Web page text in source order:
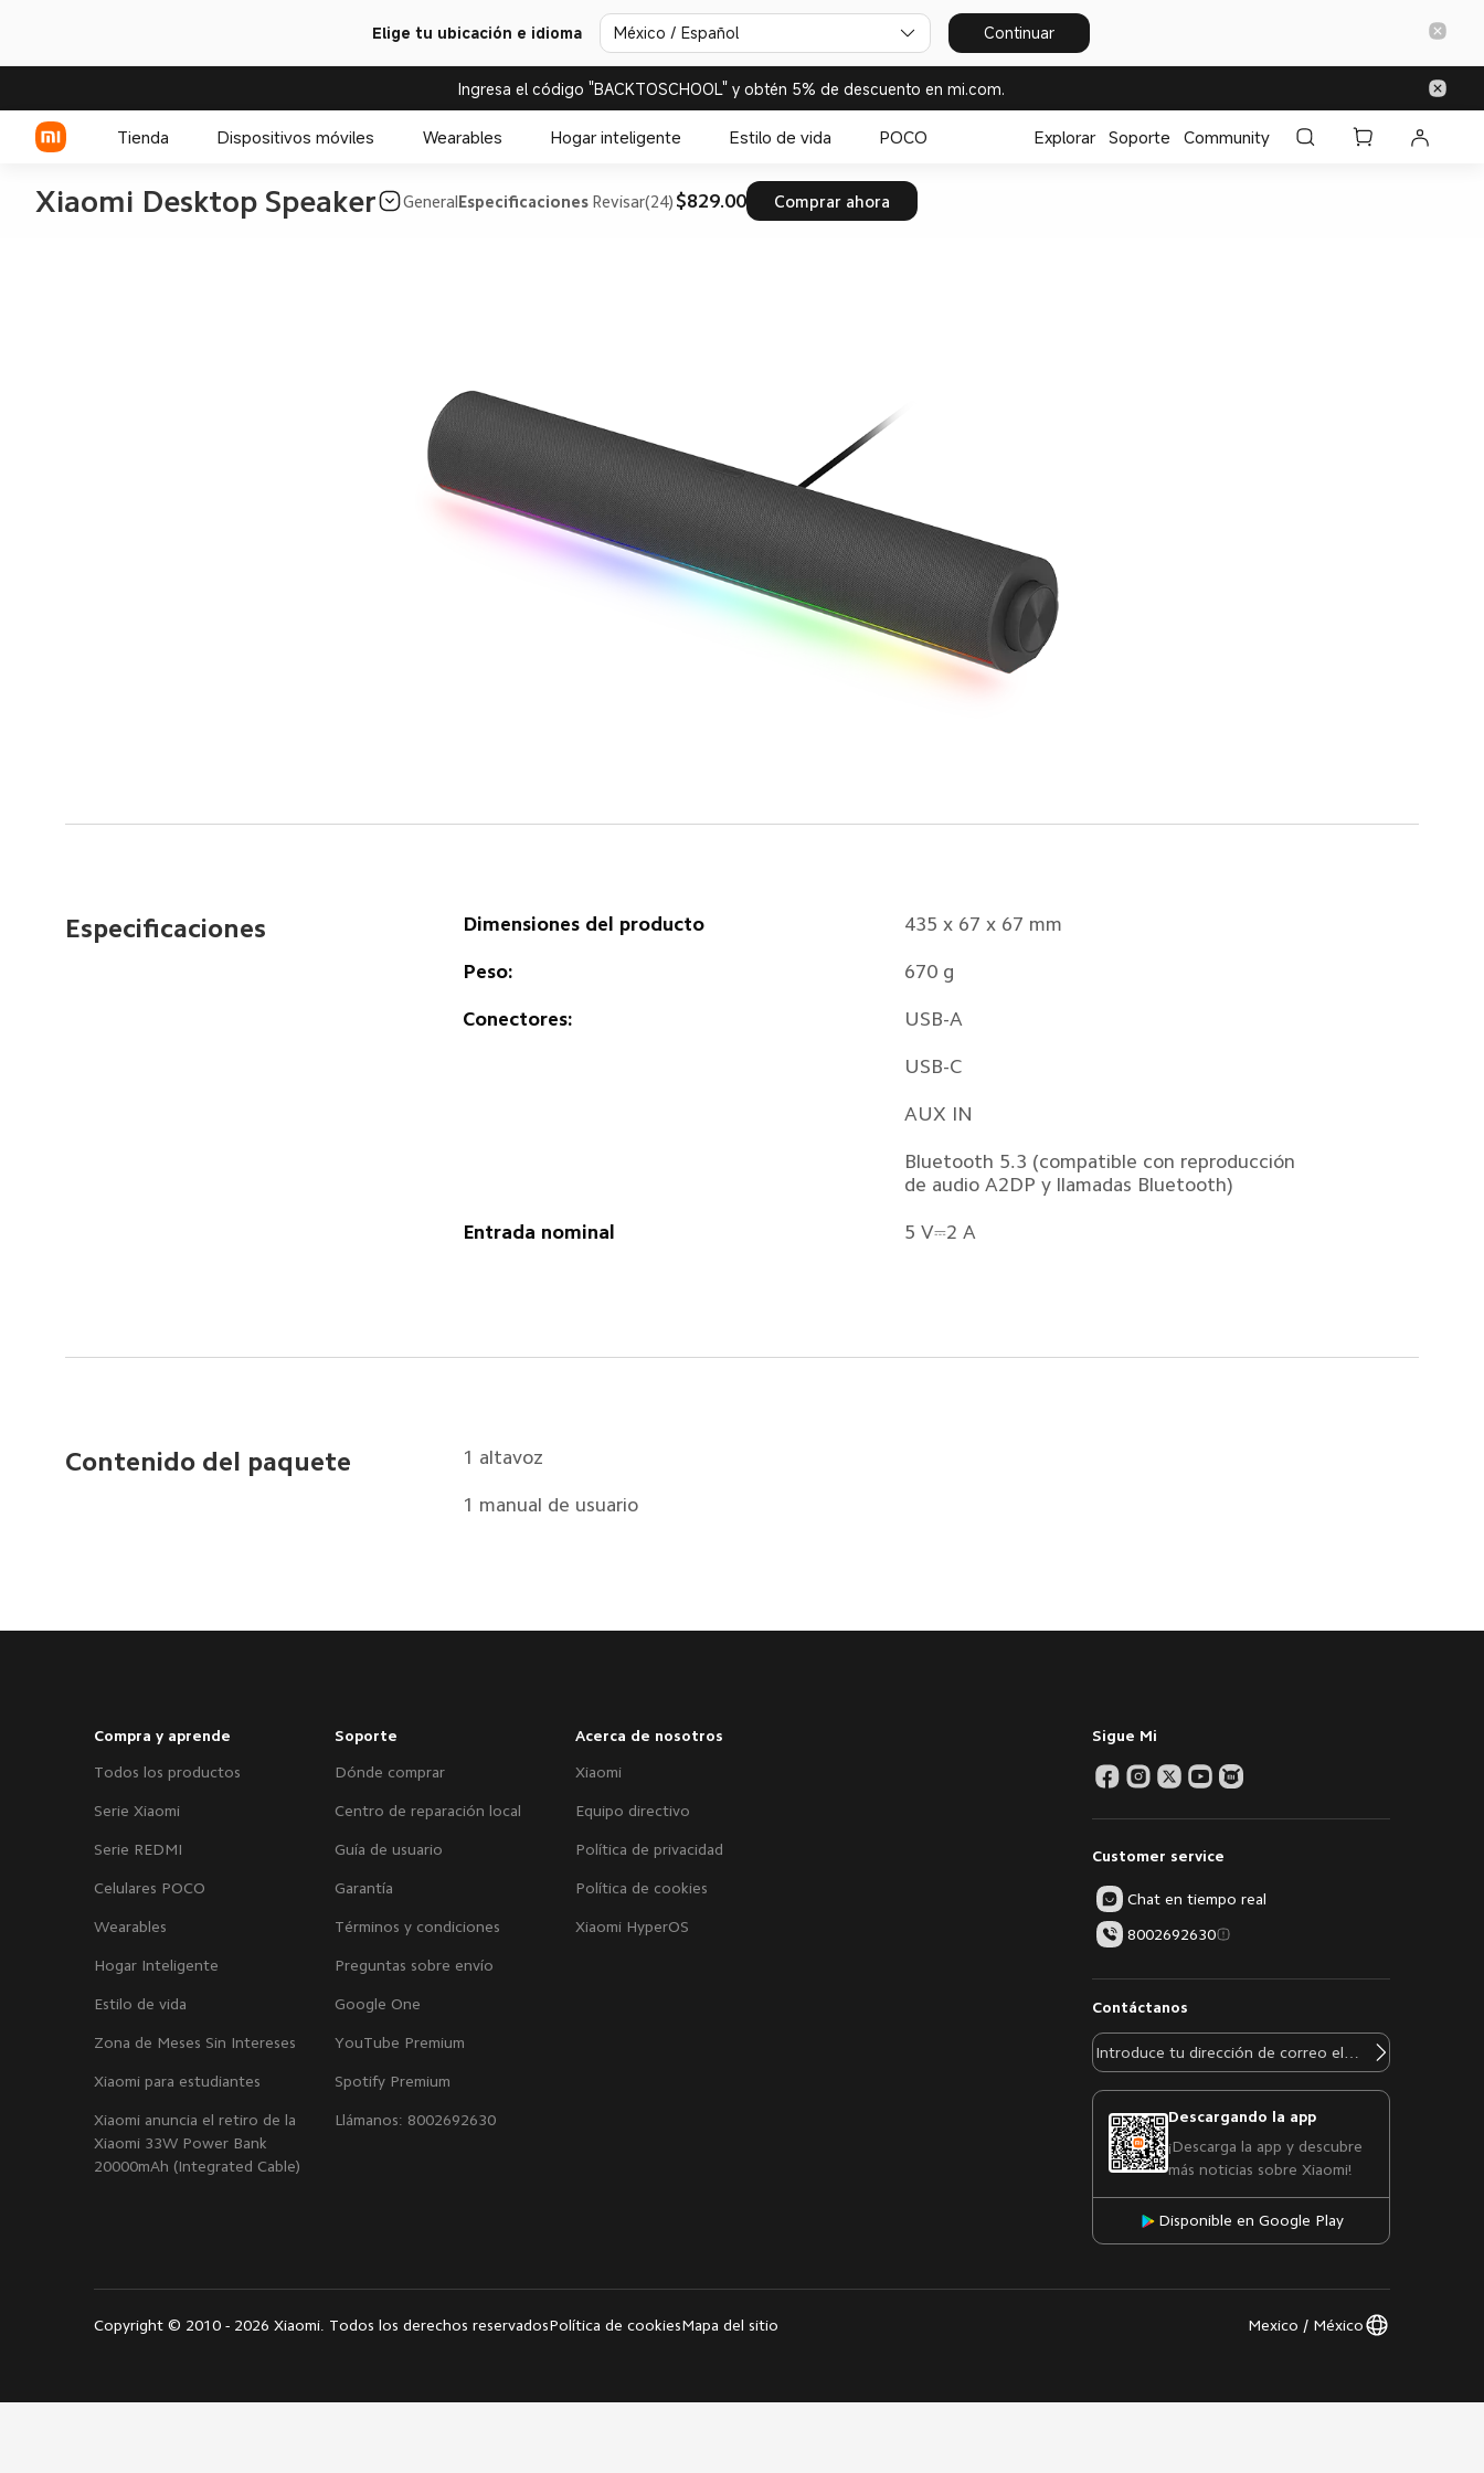
Elige tu ubicación e idioma México / Español Continuar
Ingresa el código "BACKTOSCHOOL" y obtén 5% de descuento en mi.com.
Tienda Dispositivos móviles Wearables Hogar inteligente Estilo de vida POCO Explorar Soporte Community
Xiaomi Desktop Speaker GeneralEspecificaciones Revisar(24) $829.00 Comprar ahora
Especificaciones Dimensiones del producto 435 x 67 x 67 mm
Peso: 670 g
Conectores: USB-A
USB-C
AUX IN
Bluetooth 5.3 (compatible con reproducción
de audio A2DP y llamadas Bluetooth)
Entrada nominal 5 V⎓2 A
Contenido del paquete 1 altavoz
1 manual de usuario
Compra y aprende
Todos los productos
Serie Xiaomi
Serie REDMI
Celulares POCO
Wearables
Hogar Inteligente
Estilo de vida
Zona de Meses Sin Intereses
Xiaomi para estudiantes
Xiaomi anuncia el retiro de la
Xiaomi 33W Power Bank
20000mAh (Integrated Cable)
Soporte
Dónde comprar
Centro de reparación local
Guía de usuario
Garantía
Términos y condiciones
Preguntas sobre envío
Google One
YouTube Premium
Spotify Premium
Llámanos: 8002692630
Acerca de nosotros
Xiaomi
Equipo directivo
Política de privacidad
Política de cookies
Xiaomi HyperOS
Sigue Mi
Customer service
Chat en tiempo real
8002692630
Contáctanos
Descargando la app
¡Descarga la app y descubre
más noticias sobre Xiaomi!
Disponible en Google Play
Copyright © 2010 - 2026 Xiaomi. Todos los derechos reservadosPolítica de cookiesMapa del sitio Mexico / México